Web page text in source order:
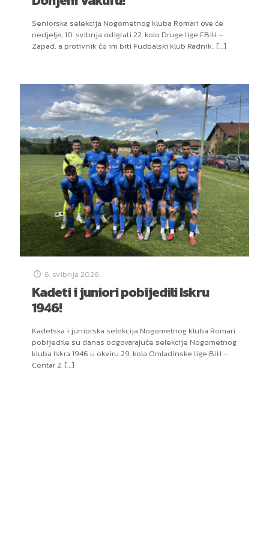
Seniorska selekcija Nogometnog kluba Romari ove će
nedjelje, 10. svibnja odigrati 22. kolo Druge lige FBiH –
Zapad, a protivnik će im biti Fudbalski klub Radnik.. […]
6. svibnja 2026.
Kadeti i juniori pobijedili Iskru
1946!
Kadetska i juniorska selekcija Nogometnog kluba Romari
pobijedile su danas odgovarajuće selekcije Nogometnog
kluba Iskra 1946 u okviru 29. kola Omladinske lige BiH –
Centar 2. […]